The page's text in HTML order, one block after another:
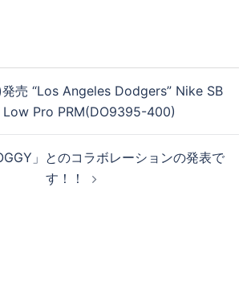
売 “Los Angeles Dodgers” Nike SB
Low Pro PRM(DO9395-400)
」とのコラボレーションの発表で
す！！